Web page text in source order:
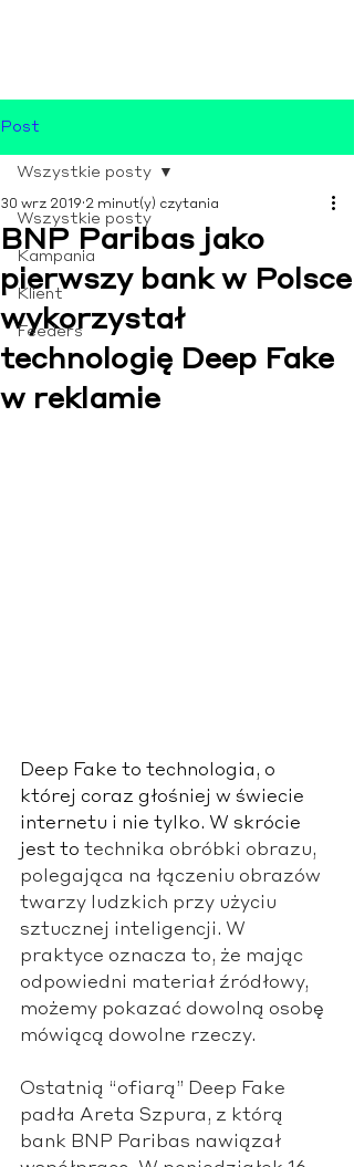
Post
Wszystkie posty
Kampania
Klient
Feeders
Wszystkie posty
BNP Paribas jako
pierwszy bank w Polsce
wykorzystał
technologię Deep Fake
w reklamie
30 wrz 2019 2 minut(y) czytania
Deep Fake to technologia, o
której coraz głośniej w świecie
internetu i nie tylko. W skrócie
jest to technika obróbki obrazu,
polegająca na łączeniu obrazów
twarzy ludzkich przy użyciu
sztucznej inteligencji. W
praktyce oznacza to, że mając
odpowiedni materiał źródłowy,
możemy pokazać dowolną osobę
mówiącą dowolne rzeczy.
Ostatnią “ofiarą” Deep Fake
padła Areta Szpura, z którą
bank BNP Paribas nawiązał